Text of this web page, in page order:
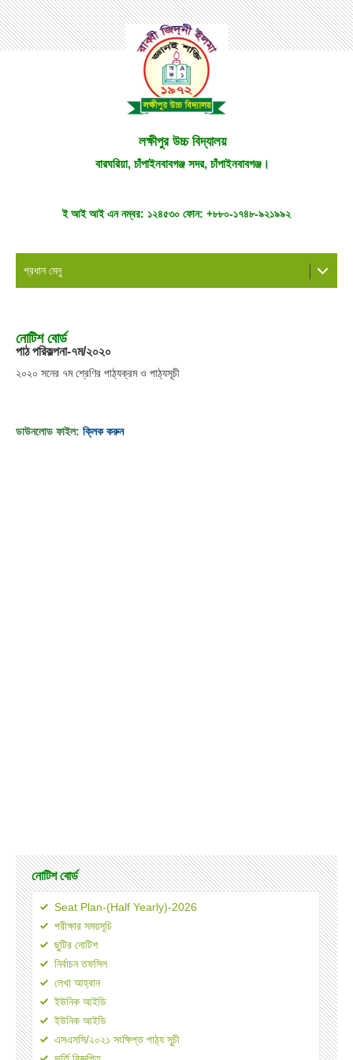
লক্ষীপুর উচ্চ বিদ্যালয়
বারঘরিয়া, চাঁপাইনবাবগঞ্জ সদর, চাঁপাইনবাবগঞ্জ।
ই আই আই এন নম্বর: ১২৪৫৩০ ফোন: +৮৮০-১৭৪৮-৯২১৯৯২
প্রধান মেনু
নোটিশ বোর্ড
পাঠ পরিকল্পনা-৭ম/২০২০
২০২০ সনের ৭ম শ্রেণির পাঠ্যক্রম ও পাঠ্যসূচী
ডাউনলোড ফাইল: ক্লিক করুন
নোটিশ বোর্ড
Seat Plan-(Half Yearly)-2026
পরীক্ষার সময়সূচি
ছুটির নোটিশ
নির্বাচন তফসিল
লেখা আহ্বান
ইউনিক আইডি
ইউনিক আইডি
এসএসসি/২০২১ সংক্ষিপ্ত পাঠ্য সূূচী